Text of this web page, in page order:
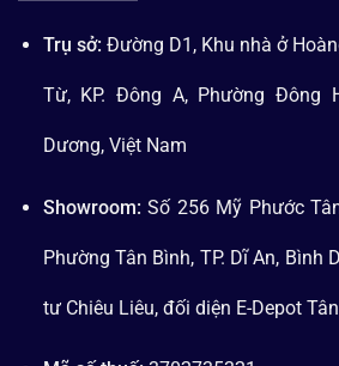
Trụ sở: Đường D1, Khu nhà ở
Từ, KP. Đông A, Phường Đông
Dương, Việt Nam
Showroom: Số 256 Mỹ Phước
Phường Tân Bình, TP. Dĩ An, Bình
tư Chiêu Liêu, đối diện E-Depot